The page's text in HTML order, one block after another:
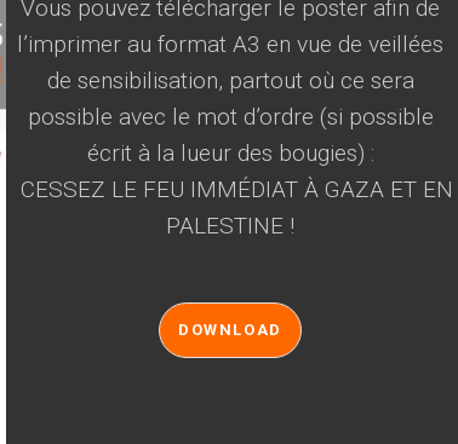
Vous pouvez télécharger le poster afin de
l’imprimer au format A3 en vue de veillées
de sensibilisation, partout où ce sera
possible avec le mot d’ordre (si possible
écrit à la lueur des bougies) :
CESSEZ LE FEU IMMÉDIAT À GAZA ET EN
PALESTINE !
DOWNLOAD